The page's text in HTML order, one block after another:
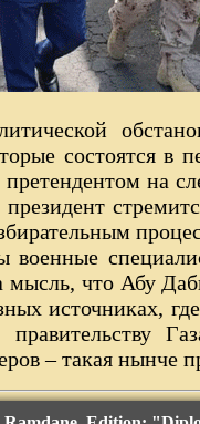
состоятся в
на
военные
мысль, что Абу
источниках,
правительству
– такая нынче